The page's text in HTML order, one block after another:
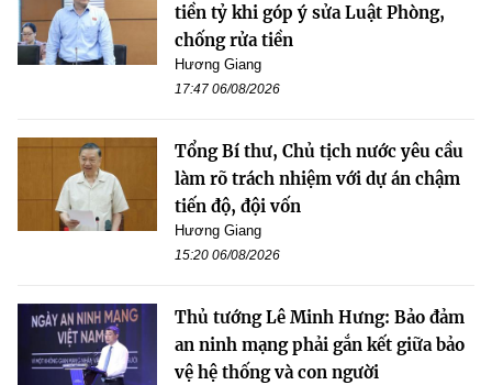
tiền tỷ khi góp ý sửa Luật Phòng,
chống rửa tiền
Hương Giang
17:47 06/08/2026
Tổng Bí thư, Chủ tịch nước yêu cầu
làm rõ trách nhiệm với dự án chậm
tiến độ, đội vốn
Hương Giang
15:20 06/08/2026
Thủ tướng Lê Minh Hưng: Bảo đảm
an ninh mạng phải gắn kết giữa bảo
vệ hệ thống và con người